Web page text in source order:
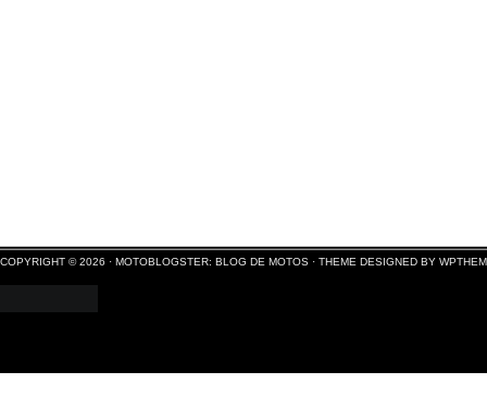
COPYRIGHT © 2026 · MOTOBLOGSTER: BLOG DE MOTOS · THEME DESIGNED BY